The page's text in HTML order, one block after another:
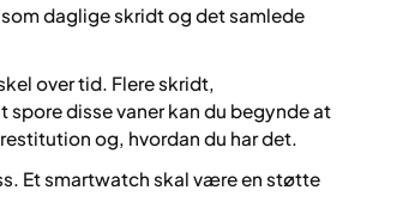
daglige skridt og det samlede
over tid. Flere skridt,
disse vaner kan du begynde at
og, hvordan du har det.
Et smartwatch skal være en støtte